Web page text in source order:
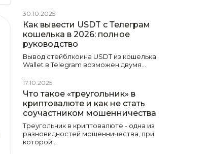
30.10.2025
Как вывести USDT с Телеграм
кошелька в 2026: полное
руководство
Вывод стейблкоина USDT из кошелька
Wallet в Telegram возможен двумя…
17.10.2025
Что такое «треугольник» в
криптовалюте и как не стать
соучастником мошенничества
Треугольник в криптовалюте - одна из
разновидностей мошенничества, при
которой…